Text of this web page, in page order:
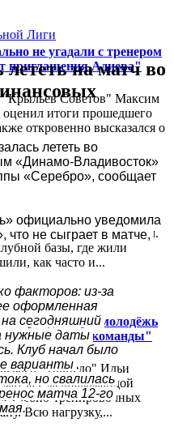
не угадали с тренером
приглашения Адиева"
"Крыльев Советов" Максим
итоги прошедшего
откровенно высказался о
КМВ» потерял дом.
базы, где жили
как часто и...
торпедовскую молодёжь
основной команды"
"Торпедо" Ильи
матча с медиакомандой
тренировочных
Всю нагрузку,...
Лиги
лететь на матч во
лететь во
«Динамо-Владивосток»
«Серебро», сообщает
официально уведомила
не сыграет в матче,
факторов: из-за
оформленная
сегодняшний
нужные даты
Клуб начал было
варианты
но свалилась
матча 12-го